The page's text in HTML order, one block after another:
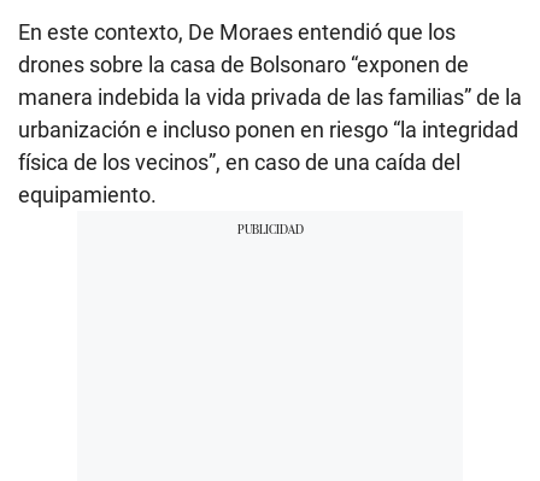
En este contexto, De Moraes entendió que los
drones sobre la casa de Bolsonaro “exponen de
manera indebida la vida privada de las familias” de la
urbanización e incluso ponen en riesgo “la integridad
física de los vecinos”, en caso de una caída del
equipamiento.